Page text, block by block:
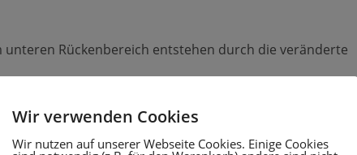
unteren Rückenbereich entstehen durch die veränderte
für Schultern, Nacken und Becken.
Wir verwenden Cookies
Wir nutzen auf unserer Webseite Cookies. Einige Cookies